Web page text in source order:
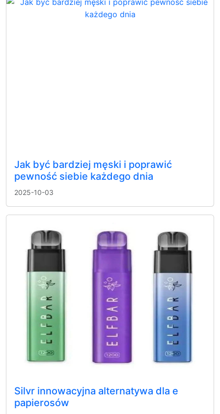
Jak być bardziej męski i poprawić
pewność siebie każdego dnia
2025-10-03
Silvr innowacyjna alternatywa dla e
papierosów